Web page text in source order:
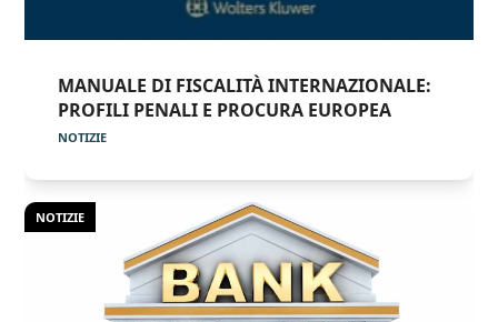
MANUALE DI FISCALITÀ INTERNAZIONALE:
PROFILI PENALI E PROCURA EUROPEA
NOTIZIE
NOTIZIE